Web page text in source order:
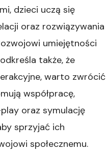
dzieci uczą się
oraz rozwiązywania
umiejętności
także, że
warto zwrócić
współpracę,
oraz symulację
sprzyjać ich
społecznemu.